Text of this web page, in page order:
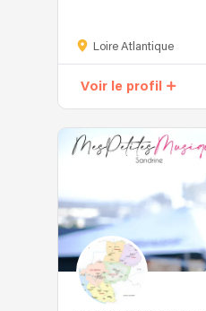
depuis
2015,
j’accompagne
soirées
mariages…)
que
Corporate
(séminaires,
team
building…).
Loire Atlantique
Voir le profil